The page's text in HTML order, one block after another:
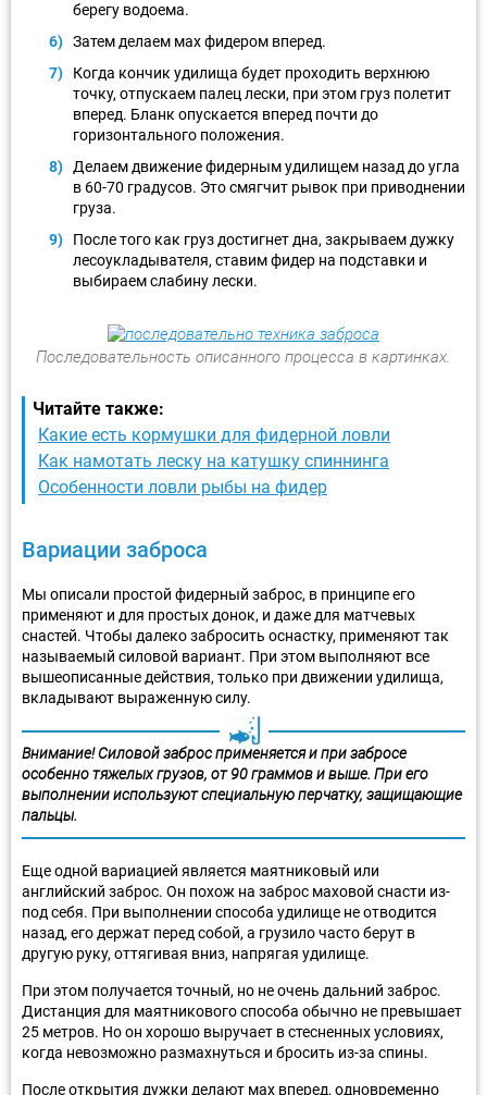
берегу водоема.
Затем делаем мах фидером вперед.
Когда кончик удилища будет проходить верхнюю
точку, отпускаем палец лески, при этом груз полетит
вперед. Бланк опускается вперед почти до
горизонтального положения.
Делаем движение фидерным удилищем назад до угла
в 60-70 градусов. Это смягчит рывок при приводнении
груза.
После того как груз достигнет дна, закрываем дужку
лесоукладывателя, ставим фидер на подставки и
выбираем слабину лески.
Последовательность описанного процесса в картинках.
Читайте также:
Какие есть кормушки для фидерной ловли
Как намотать леску на катушку спиннинга
Особенности ловли рыбы на фидер
Вариации заброса
Мы описали простой фидерный заброс, в принципе его
применяют и для простых донок, и даже для матчевых
снастей. Чтобы далеко забросить оснастку, применяют так
называемый силовой вариант. При этом выполняют все
вышеописанные действия, только при движении удилища,
вкладывают выраженную силу.
Внимание! Силовой заброс применяется и при забросе
особенно тяжелых грузов, от 90 граммов и выше. При его
выполнении используют специальную перчатку, защищающие
пальцы.
Еще одной вариацией является маятниковый или
английский заброс. Он похож на заброс маховой снасти из-
под себя. При выполнении способа удилище не отводится
назад, его держат перед собой, а грузило часто берут в
другую руку, оттягивая вниз, напрягая удилище.
При этом получается точный, но не очень дальний заброс.
Дистанция для маятникового способа обычно не превышает
25 метров. Но он хорошо выручает в стесненных условиях,
когда невозможно размахнуться и бросить из-за спины.
После открытия дужки делают мах вперед, одновременно